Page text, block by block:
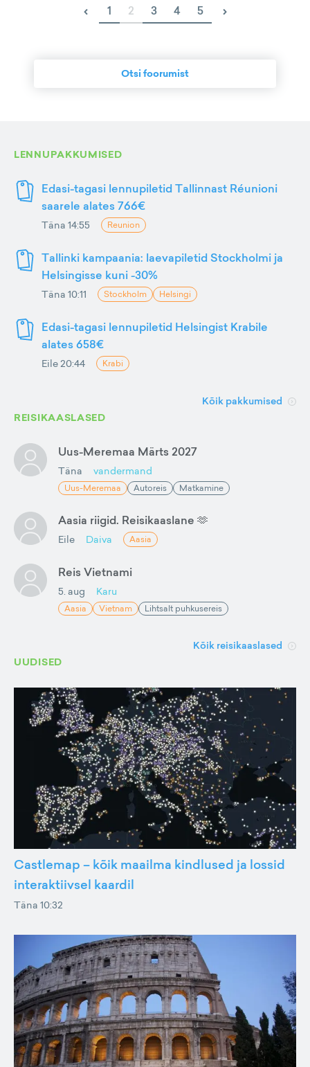
‹ 1 2 3 4 5 ›
Otsi foorumist
LENNUPAKKUMISED
Edasi-tagasi lennupiletid Tallinnast Réunioni
saarele alates 766€
Täna 14:55 Reunion
Tallinki kampaania: laevapiletid Stockholmi ja
Helsingisse kuni -30%
Täna 10:11 Stockholm Helsingi
Edasi-tagasi lennupiletid Helsingist Krabile
alates 658€
Eile 20:44 Krabi
Kõik pakkumised
REISIKAASLASED
Uus-Meremaa Märts 2027
Täna vandermand
Uus-Meremaa Autoreis Matkamine
Aasia riigid. Reisikaaslane 🫶
Eile Daiva Aasia
Reis Vietnami
5. aug Karu
Aasia Vietnam Lihtsalt puhkusereis
Kõik reisikaaslased
UUDISED
Castlemap – kõik maailma kindlused ja lossid
interaktiivsel kaardil
Täna 10:32